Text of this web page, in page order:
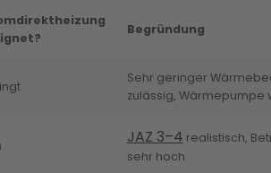
Begründung
Sehr geringer
zulässig, Wärmepumpe
JAZ 3–4 realistisch,
sehr hoch